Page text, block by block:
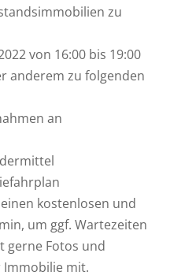
zu
von 16:00 bis 19:00
anderem zu folgenden
an
kostenlosen und
um ggf. Wartezeiten
gerne Fotos und
Immobilie mit.